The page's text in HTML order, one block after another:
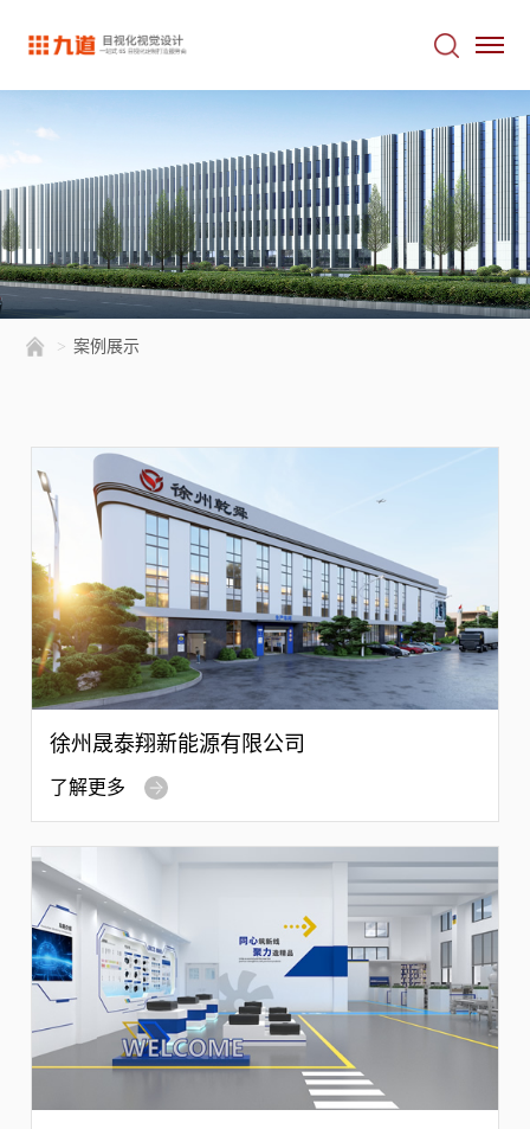
> 案例展示
徐州晟泰翔新能源有限公司
了解更多